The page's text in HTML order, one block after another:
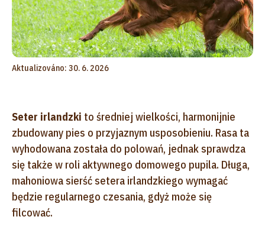
Aktualizováno: 30. 6. 2026
Seter irlandzki to średniej wielkości, harmonijnie
zbudowany pies o przyjaznym usposobieniu. Rasa ta
wyhodowana została do polowań, jednak sprawdza
się także w roli aktywnego domowego pupila. Długa,
mahoniowa sierść setera irlandzkiego wymagać
będzie regularnego czesania, gdyż może się
filcować.